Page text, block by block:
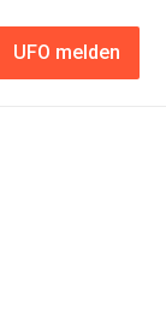
UFO melden